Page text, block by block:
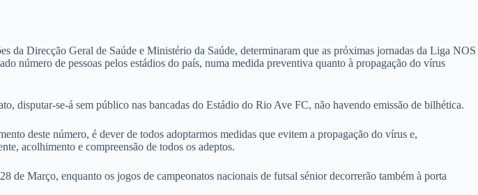
da Direcção Geral de Saúde e Ministério da Saúde, determinaram que as próximas jornadas da Liga NOS
número de pessoas pelos estádios do país, numa medida preventiva quanto à propagação do vírus
disputar-se-á sem público nas bancadas do Estádio do Rio Ave FC, não havendo emissão de bilhética.
deste número, é dever de todos adoptarmos medidas que evitem a propagação do vírus e,
acolhimento e compreensão de todos os adeptos.
de Março, enquanto os jogos de campeonatos nacionais de futsal sénior decorrerão também à porta